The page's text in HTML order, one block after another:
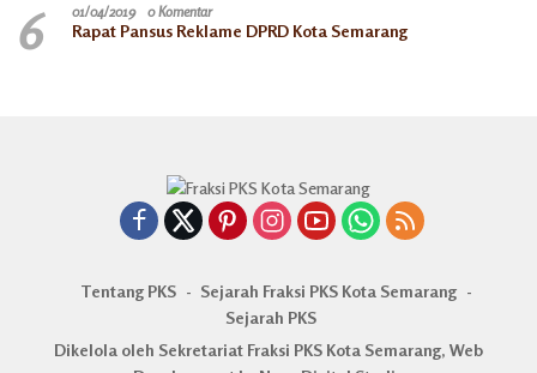
6 01/04/2019 0 Komentar
Rapat Pansus Reklame DPRD Kota Semarang
Tentang PKS
Sejarah Fraksi PKS Kota Semarang
Sejarah PKS
Dikelola oleh Sekretariat Fraksi PKS Kota Semarang, Web